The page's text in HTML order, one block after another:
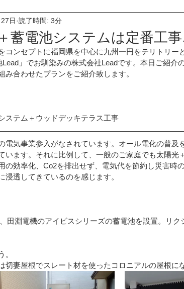
ム 創蓄連携システム
電機 ウッドデッキ設置
システム メディアに紹介
ト IHクッキングヒーター
蓄電池システムは定番工事
日 読了時間: 3分
コンセプトに福岡県を中心に九州一円をテリトリー
」でお馴染みの株式会社Leadです。本日ご紹介
合わせたプランをご紹介致します。
ステム＋ウッドデッキテラス工事
電気事業参入がなされています。オール電化の普及
います。それに比例して、一般のご家庭でも太陽光
の効率化、Co2を排出せず、電気代を節約し災害時
透してきているのを感じます。
田淵電機のアイビスシリーズの蓄電池を設置。リク
。
妻屋根でスレート材を使ったコロニアルの屋根に